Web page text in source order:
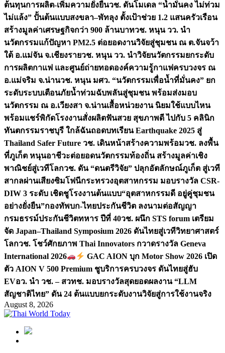
ต้นทุนการผลิต-เพิ่มความยั่งยืนวช. ดันโมเดล “น้ำมั่นคง ไม่ท่วม
ไม่แล้ง” ปั้นต้นแบบสงขลา–พัทลุง ตั้งเป้าช่วย 1.2 แสนครัวเรือน
สร้างมูลค่าเศรษฐกิจกว่า 900 ล้านบาทวช. หนุน วว. นำ
นวัตกรรมแก้ปัญหา PM2.5 ต่อยอดงานวิจัยสู่ชุมชน ณ ต.จันจว้า
ใต้ อ.แม่จัน จ.เชียงรายวช. หนุน วว. นำวิจัยนวัตกรรมยกระดับ
การผลิตกาแฟ และศูนย์ถ่ายทอดองค์ความรู้กาแฟครบวงจร ณ
อ.แม่จริม จ.น่านวช. หนุน มศว. “นวัตกรรมเพื่อน้ำที่มั่นคง” ยก
ระดับระบบเตือนภัยน้ำท่วมฉับพลันสู่ชุมชน พร้อมส่งมอบ
นวัตกรรม ณ อ.เวียงสา จ.น่านเสื้อหน่วยงาน นิยมใช้แบบไหน
พร้อมแชร์พิกัดโรงงานสั่งผลิตฟันสวย สุขภาพดี ไปกับ 5 คลินิก
ทันตกรรมราชบุรี ใกล้ฉันถอดบทเรียน Earthquake 2025 สู่
Thailand Safer Future วช. เดินหน้าสร้างความพร้อมวช. ลงพื้น
ที่ภูเก็ต หนุนอาชีวะต่อยอดนวัตกรรมท้องถิ่น สร้างมูลค่าเชิง
พาณิชย์สู่เวทีโลกวช. ดัน “ดนตรีวิจัย” ปลุกอัตลักษณ์ภูเก็ต สู่เวที
สากลผ่านเสียงซิมโฟนีกระทรวงอุตสาหกรรม มอบรางวัล CSR-
DIW 3 ระดับ เชิดชูโรงงานต้นแบบ“อุตสาหกรรมดี อยู่คู่ชุมชน
อย่างยั่งยืน”กองทัพบก-ไทยประกันชีวิต ลงนามต่อสัญญา
กรมธรรม์ประกันชีวิตทหาร ปีที่ 40วช. ผนึก STS forum เตรียม
จัด Japan–Thailand Symposium 2026 ดันไทยสู่เวทีวิทยาศาสตร์
โลกวช. โชว์ศักยภาพ Thai Innovators กวาดรางวัล Geneva
International 2026
GAC AION บุก Motor Show 2026 เปิด
ตัว AION V 500 Premium ชูบริการครบวงจร ดันไทยสู่ฮับ
EVอว. นำ วช. – สวทช. มอบรางวัลสุดยอดผลงาน “LLM
สัญชาติไทย” ดัน 24 ต้นแบบยกระดับงานวิจัยสู่การใช้งานจริง
August 8, 2026